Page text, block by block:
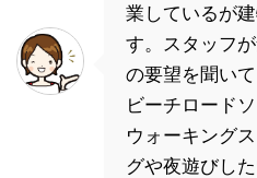
業しているが
す。スタッフ
の要望を聞い
ビーチロード
ウォーキング
グや夜遊びし